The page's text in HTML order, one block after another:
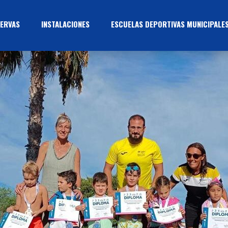
INSTALACIONES ESCUELAS DEPORTIVAS